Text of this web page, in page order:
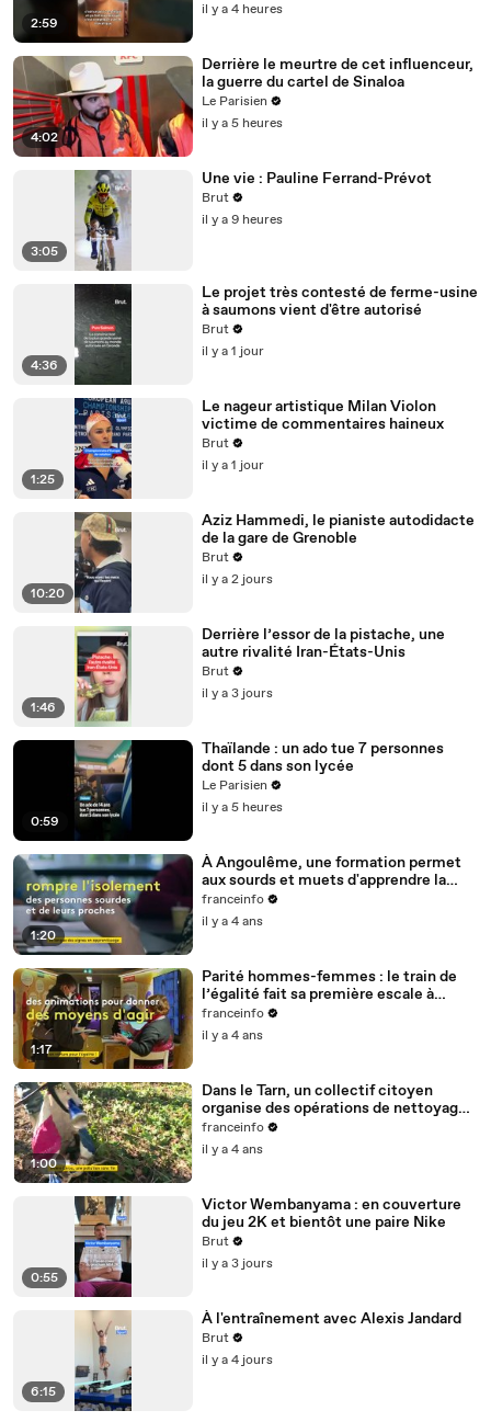
2:59
il y a 4 heures
4:02
Derrière le meurtre de cet influenceur,
la guerre du cartel de Sinaloa
Le Parisien
il y a 5 heures
3:05
Une vie : Pauline Ferrand-Prévot
Brut
il y a 9 heures
4:36
Le projet très contesté de ferme-usine
à saumons vient d'être autorisé
Brut
il y a 1 jour
1:25
Le nageur artistique Milan Violon
victime de commentaires haineux
Brut
il y a 1 jour
10:20
Aziz Hammedi, le pianiste autodidacte
de la gare de Grenoble
Brut
il y a 2 jours
1:46
Derrière l’essor de la pistache, une
autre rivalité Iran-États-Unis
Brut
il y a 3 jours
0:59
Thaïlande : un ado tue 7 personnes
dont 5 dans son lycée
Le Parisien
il y a 5 heures
1:20
À Angoulême, une formation permet
aux sourds et muets d'apprendre la
langue des signes
franceinfo
il y a 4 ans
1:17
Parité hommes-femmes : le train de
l’égalité fait sa première escale à
Nantes
franceinfo
il y a 4 ans
1:00
Dans le Tarn, un collectif citoyen
organise des opérations de nettoyage
de la rivière Cérou
franceinfo
il y a 4 ans
0:55
Victor Wembanyama : en couverture
du jeu 2K et bientôt une paire Nike
Brut
il y a 3 jours
6:15
À l'entraînement avec Alexis Jandard
Brut
il y a 4 jours